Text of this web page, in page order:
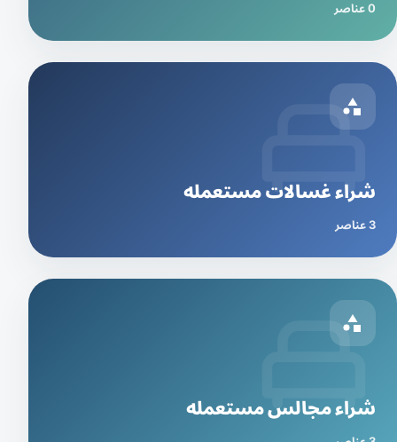
0 عناصر
شراء غسالات مستعمله
3 عناصر
شراء مجالس مستعمله